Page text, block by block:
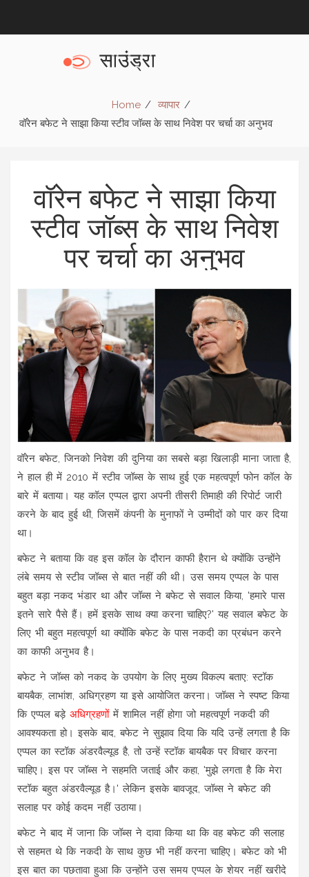
Home
व्यापार
वॉरेन बफेट ने साझा किया स्टीव जॉब्स के साथ निवेश पर चर्चा का अनुभव
वॉरेन बफेट ने साझा किया
स्टीव जॉब्स के साथ निवेश
पर चर्चा का अनुभव
वॉरेन बफेट, जिनको निवेश की दुनिया का सबसे बड़ा खिलाड़ी माना जाता है,
ने हाल ही में 2010 में स्टीव जॉब्स के साथ हुई एक महत्वपूर्ण फोन कॉल के
बारे में बताया। यह कॉल एप्पल द्वारा अपनी तीसरी तिमाही की रिपोर्ट जारी
करने के बाद हुई थी, जिसमें कंपनी के मुनाफों ने उम्मीदों को पार कर दिया
था।
बफेट ने बताया कि वह इस कॉल के दौरान काफी हैरान थे क्योंकि उन्होंने
लंबे समय से स्टीव जॉब्स से बात नहीं की थी। उस समय एप्पल के पास
बहुत बड़ा नकद भंडार था और जॉब्स ने बफेट से सवाल किया, 'हमारे पास
इतने सारे पैसे हैं। हमें इसके साथ क्या करना चाहिए?' यह सवाल बफेट के
लिए भी बहुत महत्वपूर्ण था क्योंकि बफेट के पास नकदी का प्रबंधन करने
का काफी अनुभव है।
बफेट ने जॉब्स को नकद के उपयोग के लिए मुख्य विकल्प बताए: स्टॉक
बायबैक, लाभांश, अधिग्रहण या इसे आयोजित करना। जॉब्स ने स्पष्ट किया
कि एप्पल बड़े अधिग्रहणों में शामिल नहीं होगा जो महत्वपूर्ण नकदी की
आवश्यकता हो। इसके बाद, बफेट ने सुझाव दिया कि यदि उन्हें लगता है कि
एप्पल का स्टॉक अंडरवैल्यूड है, तो उन्हें स्टॉक बायबैक पर विचार करना
चाहिए। इस पर जॉब्स ने सहमति जताई और कहा, 'मुझे लगता है कि मेरा
स्टॉक बहुत अंडरवैल्यूड है।' लेकिन इसके बावजूद, जॉब्स ने बफेट की
सलाह पर कोई कदम नहीं उठाया।
बफेट ने बाद में जाना कि जॉब्स ने दावा किया था कि वह बफेट की सलाह
से सहमत थे कि नकदी के साथ कुछ भी नहीं करना चाहिए। बफेट को भी
इस बात का पछतावा हुआ कि उन्होंने उस समय एप्पल के शेयर नहीं खरीदे